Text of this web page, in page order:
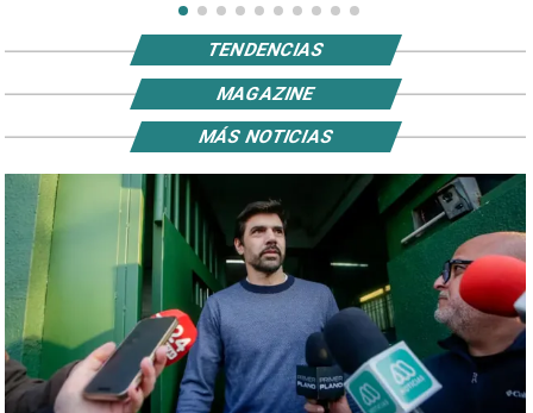
TENDENCIAS
MAGAZINE
MÁS NOTICIAS